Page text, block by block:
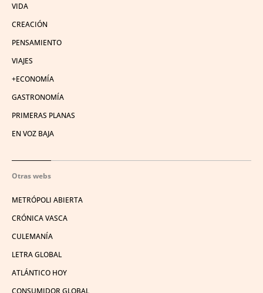
VIDA
CREACIÓN
PENSAMIENTO
VIAJES
+ECONOMÍA
GASTRONOMÍA
PRIMERAS PLANAS
EN VOZ BAJA
Otras webs
METRÓPOLI ABIERTA
CRÓNICA VASCA
CULEMANÍA
LETRA GLOBAL
ATLÁNTICO HOY
CONSUMIDOR GLOBAL